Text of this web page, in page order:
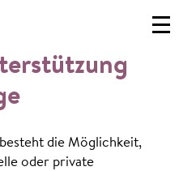
die Möglichkeit,
oder private